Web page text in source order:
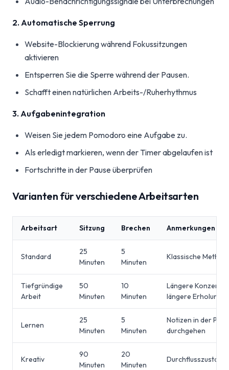
2. Automatische Sperrung
Website-Blockierung während Fokussitzungen
aktivieren
Entsperren Sie die Sperre während der Pausen.
Schafft einen natürlichen Arbeits-/Ruherhythmus
3. Aufgabenintegration
Weisen Sie jedem Pomodoro eine Aufgabe zu.
Als erledigt markieren, wenn der Timer abgelaufen ist
Fortschritte in der Pause überprüfen
Varianten für verschiedene Arbeitsarten
Arbeitsart Sitzung Brechen Anmerkungen
Standard
25
Minuten
5
Minuten
Klassische
Tiefgründige
Arbeit
50
Minuten
10
Minuten
Längere
längere Erholung
Lernen
25
Minuten
5
Minuten
Notizen in der
durchgehen
Kreativ
90
Minuten
20
Minuten